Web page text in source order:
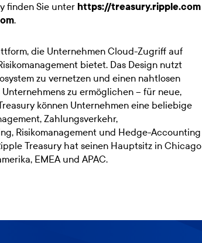
finden Sie unter https://treasury.ripple.com
.
die Unternehmen Cloud-Zugriff auf
bietet. Das Design nutzt
zu vernetzen und einen nahtlosen
zu ermöglichen – für neue,
können Unternehmen eine beliebige
Zahlungsverkehr,
Risikomanagement und Hedge-Accounting
Treasury hat seinen Hauptsitz in Chicago
EMEA und APAC.